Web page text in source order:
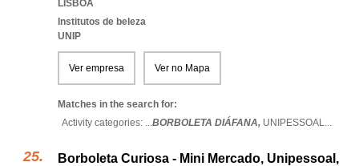
LISBOA
Institutos de beleza
UNIP
Ver empresa Ver no Mapa
Matches in the search for:
Activity categories: ...BORBOLETA DIÁFANA, UNIPESSOAL...
Borboleta Curiosa - Mini Mercado, Unipessoal,